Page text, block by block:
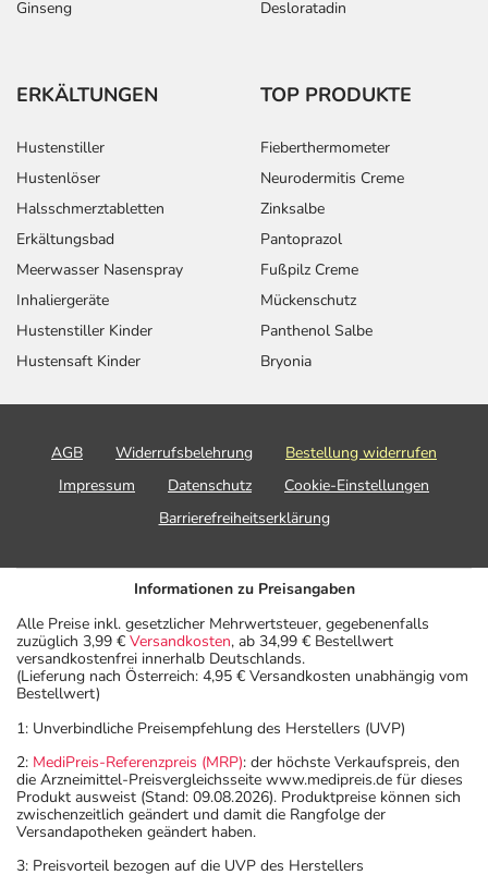
Ginseng
Desloratadin
ERKÄLTUNGEN
Hustenstiller
Hustenlöser
Halsschmerztabletten
Erkältungsbad
Meerwasser Nasenspray
Inhaliergeräte
Hustenstiller Kinder
Hustensaft Kinder
TOP PRODUKTE
Fieberthermometer
Neurodermitis Creme
Zinksalbe
Pantoprazol
Fußpilz Creme
Mückenschutz
Panthenol Salbe
Bryonia
AGB Widerrufsbelehrung
Bestellung widerrufen
Impressum
Datenschutz
Cookie-Einstellungen
Barrierefreiheitserklärung
Informationen zu Preisangaben
Alle Preise inkl. gesetzlicher Mehrwertsteuer, gegebenenfalls
zuzüglich 3,99 € Versandkosten, ab 34,99 € Bestellwert
versandkostenfrei innerhalb Deutschlands.
(Lieferung nach Österreich: 4,95 € Versandkosten unabhängig vom
Bestellwert)
1: Unverbindliche Preisempfehlung des Herstellers (UVP)
2: MediPreis-Referenzpreis (MRP): der höchste Verkaufspreis, den
die Arzneimittel-Preisvergleichsseite www.medipreis.de für dieses
Produkt ausweist (Stand: 09.08.2026). Produktpreise können sich
zwischenzeitlich geändert und damit die Rangfolge der
Versandapotheken geändert haben.
3: Preisvorteil bezogen auf die UVP des Herstellers